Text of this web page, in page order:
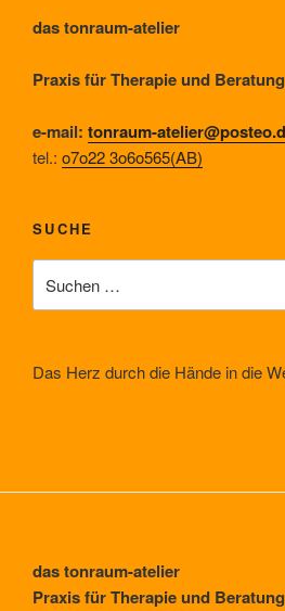
das tonraum-atelier
Praxis für Therapie und Beratung
e-mail: tonraum-
tel.: o7o22 3o6o565(AB)
SUCHE
nach:
Das Herz durch die Hände in die
das tonraum-atelier
Praxis für Therapie und Beratung